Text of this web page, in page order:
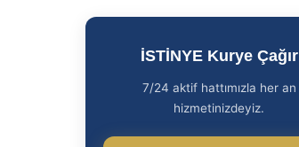
İSTİNYE Kurye Çağır
7/24 aktif hattımızla her an
hizmetinizdeyiz.